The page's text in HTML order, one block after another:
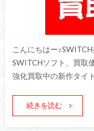
こんにちはー
SWITCHソフト、買取
強化買取中の新作タ
続きを読む